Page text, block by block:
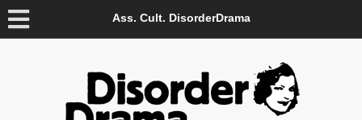
Ass. Cult. DisorderDrama